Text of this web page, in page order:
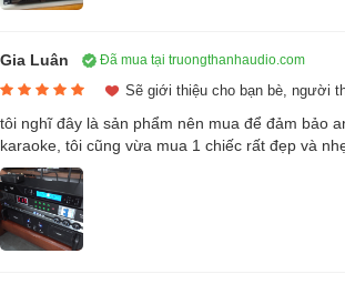
Quản lý nguồn Vatasa P9 Luxury "Rất cần
Gia Luân Đã mua tại truongthanhaudio.com
Sẽ giới thiệu cho bạn bè, người
tôi nghĩ đây là sản phẩm nên mua để đảm bảo
karaoke, tôi cũng vừa mua 1 chiếc rất đẹp và